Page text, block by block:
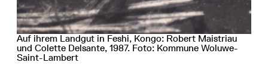
Auf ihrem Landgut in Feshi, Kongo: Robert Maistriau
und Colette Delsante, 1987. Foto: Kommune Woluwe-
Saint-Lambert